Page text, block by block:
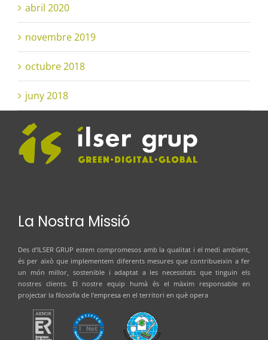
abril 2020
novembre 2019
octubre 2018
juny 2018
La Nostra Missió
Des d’ILSER GRUP estem compromesos amb la qualitat i el medi ambient,
és per això que implementem diferents mesures que contribueixin a fer
un món millor, sostenible i adaptat a les necessitats que tinguin els
nostres clients. El nostre equip humà és el màxim responsable en
projectar la filosofia de l’empresa en el territori en què opera